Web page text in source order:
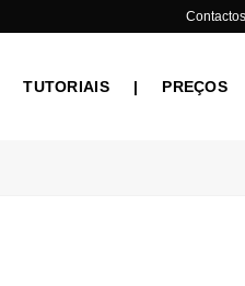
TUTORIAIS | PREÇOS